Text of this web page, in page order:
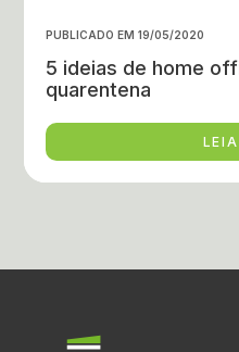
PUBLICADO EM 19/05/2020
5 ideias de home
quarentena